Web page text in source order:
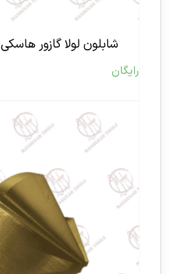
شابلون لولا گازور هاسکی
رایگان